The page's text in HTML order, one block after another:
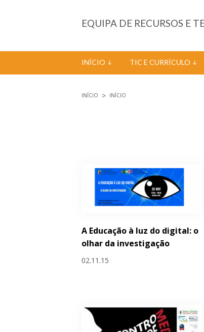
EQUIPA DE RECURSOS E
INÍCIO TIC E CURRÍCULO
INÍCIO INÍCIO
A Educação à luz do digital: o
olhar da investigação
02.11.15
Páginas